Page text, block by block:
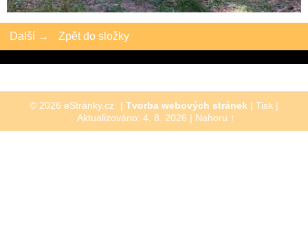
Další → Zpět do složky
© 2026 eStránky.cz | Tvorba webových stránek | Tisk |
Aktualizováno: 4. 8. 2026 | Nahoru ↑